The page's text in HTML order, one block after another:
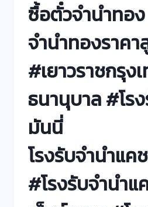
ซื้อตั๋วจำนำทอ
จำนำทองราคา
#เยาวราชกรุง
ธนานุบาล #โร
มันนี่
โรงรับจำนำแค
#โรงรับจำนำแ